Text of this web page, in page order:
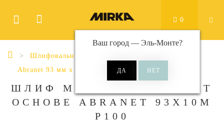
Ваш город — Эль-Монте?
0
Шлифовальные материалы
Abranet 93 мм x 10 м
ШЛИФ МАТ НА СЕТЧ СИНТ
ОСНОВЕ ABRANET 93X10М
Р100